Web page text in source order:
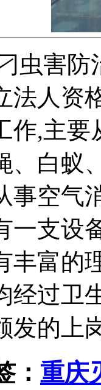
虫害防
法人资
作,主要
、白蚁
事空气
一支设
丰富的
经过卫
发的上
： 重庆